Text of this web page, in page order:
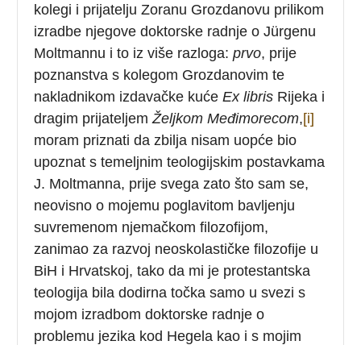
kolegi i prijatelju Zoranu Grozdanovu prilikom
izradbe njegove doktorske radnje o Jürgenu
Moltmannu i to iz više razloga:prvo, prije
poznanstva s kolegom Grozdanovim te
nakladnikom izdavačke kućeEx libris Rijeka i
dragim prijateljemŽeljkom Međimorecom,[i]
moram priznati da zbilja nisam uopće bio
upoznat s temeljnim teologijskim postavkama
J. Moltmanna, prije svega zato što sam se,
neovisno o mojemu poglavitom bavljenju
suvremenom njemačkom filozofijom,
zanimao za razvoj neoskolastičke filozofije u
BiH i Hrvatskoj, tako da mi je protestantska
teologija bila dodirna točka samo u svezi s
mojom izradbom doktorske radnje o
problemu jezika kod Hegela kao i s mojim